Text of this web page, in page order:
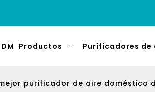
Productos Purificadores de
purificador de aire doméstico